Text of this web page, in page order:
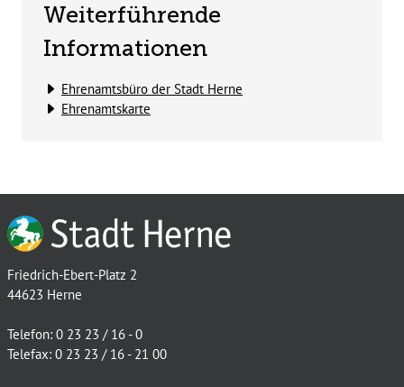
Weiterführende
Informationen
Ehrenamtsbüro der Stadt Herne
Ehrenamtskarte
Friedrich-Ebert-Platz 2
44623 Herne
Telefon: 0 23 23 / 16 - 0
Telefax: 0 23 23 / 16 - 21 00